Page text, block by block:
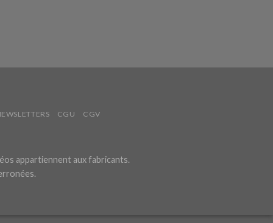
CGU CGV
appartiennent aux fabricants.